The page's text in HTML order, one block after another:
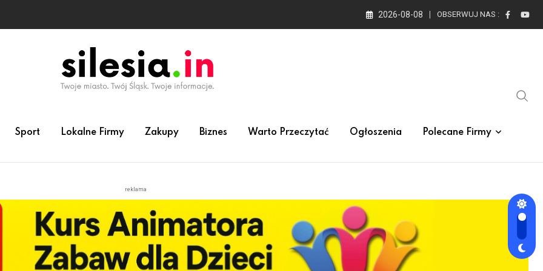
2026-08-08 OBSERWUJ NAS :
Sport Lokalne Firmy Zakupy Biznes Warto Przeczytać Ogłoszenia Polecane Firmy
reklama